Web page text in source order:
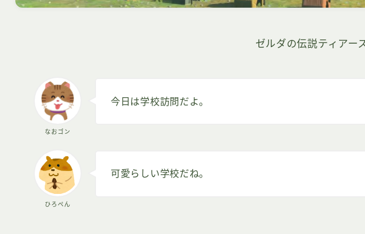
ゼルダの伝説ティアー
なおゴン
今日は学校訪問だよ。
ひろぺん
可愛らしい学校だね。